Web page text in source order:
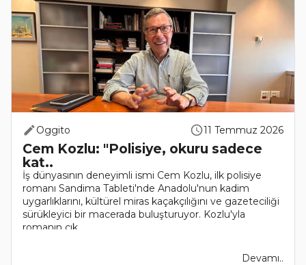
Oggito 11 Temmuz 2026
Cem Kozlu: "Polisiye, okuru sadece
kat..
İş dünyasının deneyimli ismi Cem Kozlu, ilk polisiye
romanı Sandima Tableti'nde Anadolu'nun kadim
uygarlıklarını, kültürel miras kaçakçılığını ve gazeteciliği
sürükleyici bir macerada buluşturuyor. Kozlu'yla
romanın çık..
Devamı..